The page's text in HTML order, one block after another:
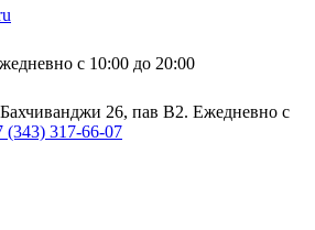
с 10:00 до 20:00
26, пав В2. Ежедневно с
(343) 317-66-07